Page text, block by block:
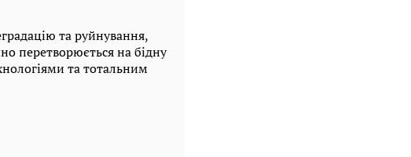
та руйнування,
перетворюється на бідну
та тотальним